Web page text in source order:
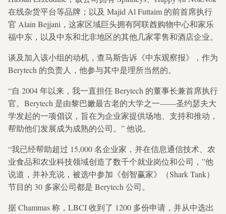
在线杂货平台等品牌；以及 Majid Al Futtaim 的前首席执行
官 Alain Bejjani，这家区域巨头拥有阿联酋购物中心和家乐
福中东，以及中东和北非地区的其他几家零售和酒店企业。
谈及加入该小组的动机，查马斯告诉《中东观察报》，作为
Berytech 的负责人，他参与其中是理所当然的。
“自 2004 年以来，我一直担任 Berytech 的董事长兼首席执行
官。Berytech 是由黎巴嫩最古老的大学之一——圣约瑟夫大
学发起的一项倡议，旨在为企业家提供场地、支持和推动，
帮助他们发展成为成熟的公司。” 他说。
“我已经帮助超过 15,000 名企业家，并在信息通信技术、农
业食品和农业科技领域创造了数千个就业岗位和公司，”他
说道，并补充说，被选中参加《创智赢家》（Shark Tank）
节目的 30 多家公司都是 Berytech 公司。
据 Chammas 称，LBCI 收到了 1200 多份申请，并从中选出